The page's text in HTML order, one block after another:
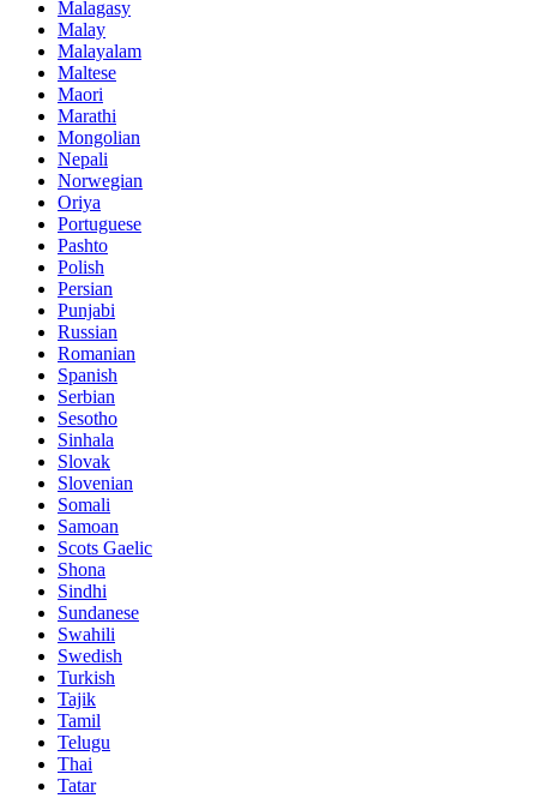
Malagasy
Malay
Malayalam
Maltese
Maori
Marathi
Mongolian
Nepali
Norwegian
Oriya
Portuguese
Pashto
Polish
Persian
Punjabi
Russian
Romanian
Spanish
Serbian
Sesotho
Sinhala
Slovak
Slovenian
Somali
Samoan
Scots Gaelic
Shona
Sindhi
Sundanese
Swahili
Swedish
Turkish
Tajik
Tamil
Telugu
Thai
Tatar